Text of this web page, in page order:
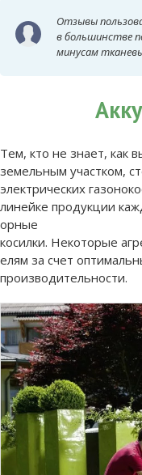
Отзывы
в большинстве
минусам
Тем, кто не знает, как
земельным участком,
электрических
линейке продукции
орные
косилки. Некоторые
елям за счет
производительности.